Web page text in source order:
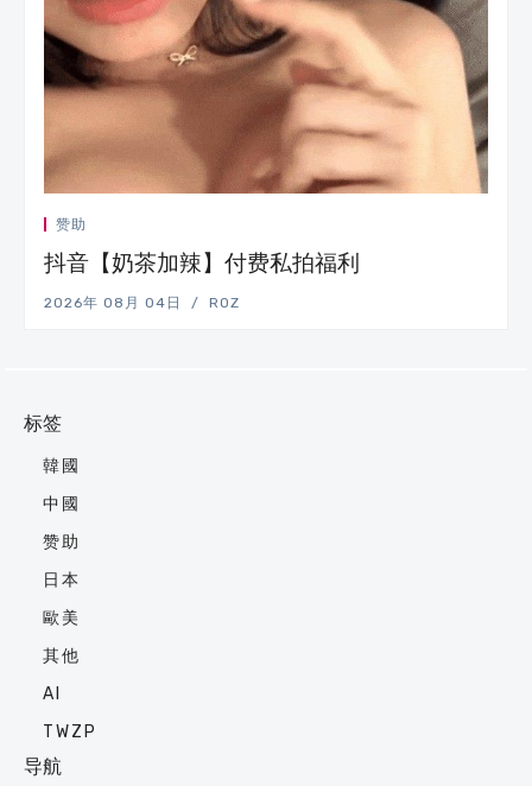
赞助
抖音【奶茶加辣】付费私拍福利
2026年 08月 04日 ROZ
标签
韓國
中國
赞助
日本
歐美
其他
AI
TWZP
导航